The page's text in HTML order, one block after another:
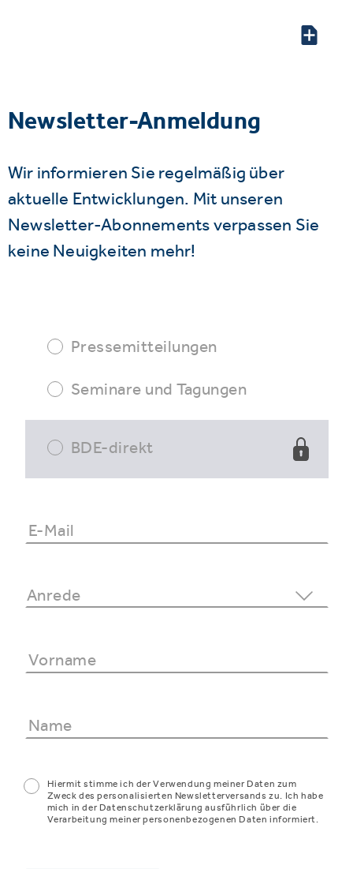
Newsletter-Anmeldung
Wir informieren Sie regelmäßig über
aktuelle Entwicklungen. Mit unseren
Newsletter-Abonnements verpassen Sie
keine Neuigkeiten mehr!
Pressemitteilungen
Seminare und Tagungen
BDE-direkt
Hiermit stimme ich der Verwendung meiner Daten zum
Zweck des personalisierten Newsletterversands zu. Ich habe
mich in der Datenschutzerklärung ausführlich über die
Verarbeitung meiner personenbezogenen Daten informiert.